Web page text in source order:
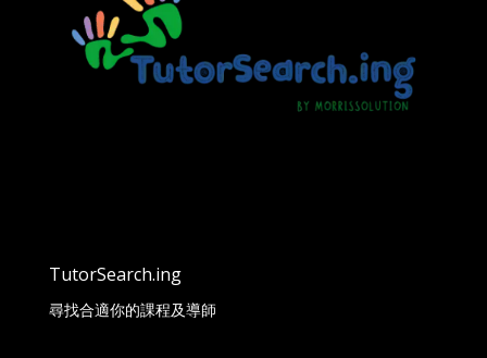
TutorSearch.ing
尋找合適你的課程及導師